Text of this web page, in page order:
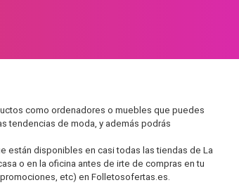
como ordenadores o muebles que puedes
tendencias de moda, y además podrás
están disponibles en casi todas las tiendas de La
o en la oficina antes de irte de compras en tu
etc) en Folletosofertas.es.